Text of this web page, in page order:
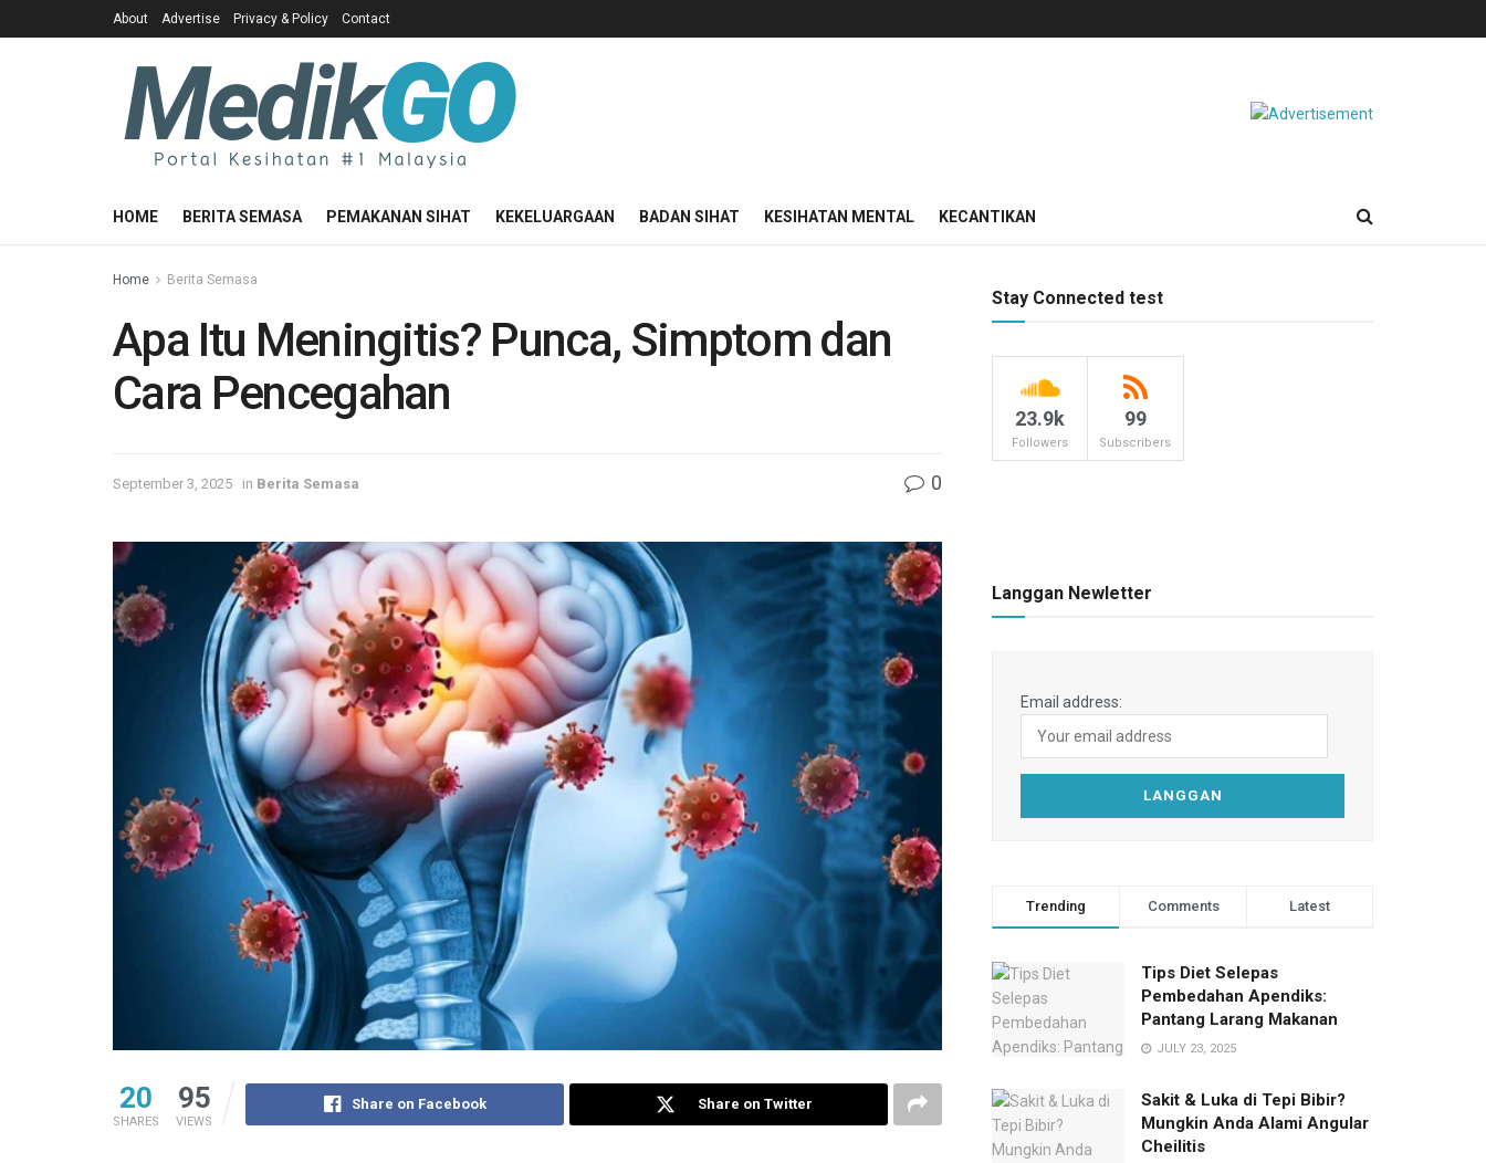
About Advertise Privacy & Policy Contact
HOME BERITA SEMASA PEMAKANAN SIHAT KEKELUARGAAN BADAN SIHAT KESIHATAN MENTAL KECANTIKAN
Home Berita Semasa
Apa Itu Meningitis? Punca, Simptom dan
Cara Pencegahan
September 3, 2025 in Berita Semasa 0
20
SHARES
95
VIEWS
Share on Facebook Share on Twitter
Stay Connected test
23.9k
Followers
99
Subscribers
Langgan Newletter
Email address:
Trending Comments Latest
Tips Diet Selepas
Pembedahan Apendiks:
Pantang Larang Makanan
JULY 23, 2025
Sakit & Luka di Tepi Bibir?
Mungkin Anda Alami Angular
Cheilitis